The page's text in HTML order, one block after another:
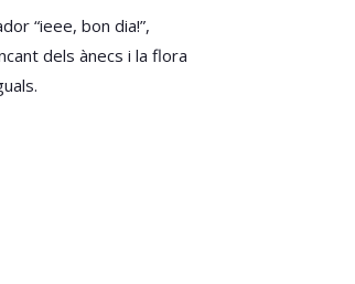
“ieee, bon dia!”,
dels ànecs i la flora